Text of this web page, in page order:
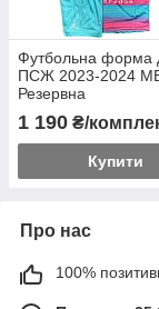
Футбольна форма
ПСЖ 2023-2024
Резервна
1 190 ₴/
Купити
Про нас
100%